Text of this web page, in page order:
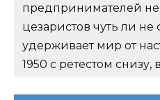
предпринимателей
цезаристов чуть ли
удерживает мир от
1950 с ретестом снизу,